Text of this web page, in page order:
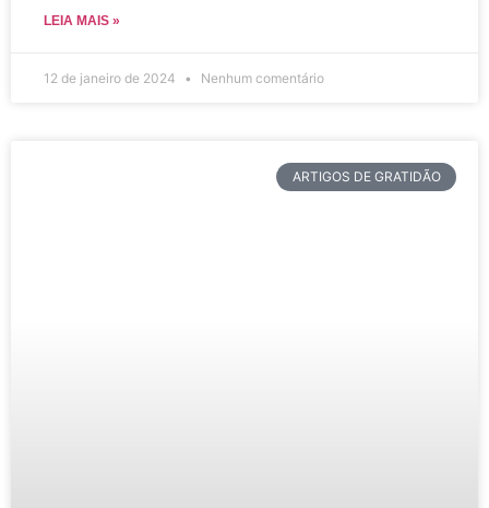
LEIA MAIS »
12 de janeiro de 2024 Nenhum comentário
ARTIGOS DE GRATIDÃO